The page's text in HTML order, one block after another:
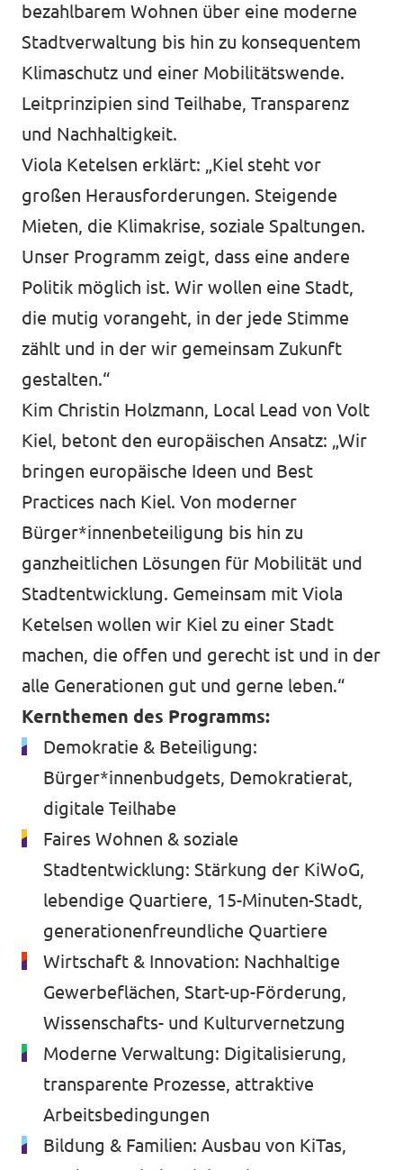
bezahlbarem Wohnen über eine moderne
Stadtverwaltung bis hin zu konsequentem
Klimaschutz und einer Mobilitätswende.
Leitprinzipien sind Teilhabe, Transparenz
und Nachhaltigkeit.
Viola Ketelsen erklärt: „Kiel steht vor
großen Herausforderungen. Steigende
Mieten, die Klimakrise, soziale Spaltungen.
Unser Programm zeigt, dass eine andere
Politik möglich ist. Wir wollen eine Stadt,
die mutig vorangeht, in der jede Stimme
zählt und in der wir gemeinsam Zukunft
gestalten.“
Kim Christin Holzmann, Local Lead von Volt
Kiel, betont den europäischen Ansatz: „Wir
bringen europäische Ideen und Best
Practices nach Kiel. Von moderner
Bürger*innenbeteiligung bis hin zu
ganzheitlichen Lösungen für Mobilität und
Stadtentwicklung. Gemeinsam mit Viola
Ketelsen wollen wir Kiel zu einer Stadt
machen, die offen und gerecht ist und in der
alle Generationen gut und gerne leben.“
Kernthemen des Programms:
Demokratie & Beteiligung:
Bürger*innenbudgets, Demokratierat,
digitale Teilhabe
Faires Wohnen & soziale
Stadtentwicklung: Stärkung der KiWoG,
lebendige Quartiere, 15-Minuten-Stadt,
generationenfreundliche Quartiere
Wirtschaft & Innovation: Nachhaltige
Gewerbeflächen, Start-up-Förderung,
Wissenschafts- und Kulturvernetzung
Moderne Verwaltung: Digitalisierung,
transparente Prozesse, attraktive
Arbeitsbedingungen
Bildung & Familien: Ausbau von KiTas,